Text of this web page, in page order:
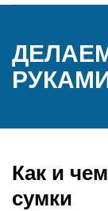
Как и
сумки